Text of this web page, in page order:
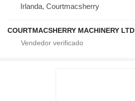
Irlanda, Courtmacsherry
COURTMACSHERRY MACHINERY LTD